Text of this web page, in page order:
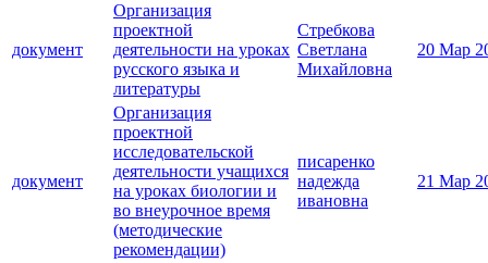
документ
Организация
проектной
деятельности на уроках
русского языка и
литературы
Стребкова
Светлана
Михайловна
20 Мар
документ
Организация
проектной
исследовательской
деятельности учащихся
на уроках биологии и
во внеурочное время
(методические
рекомендации)
писаренко
надежда
ивановна
21 Мар